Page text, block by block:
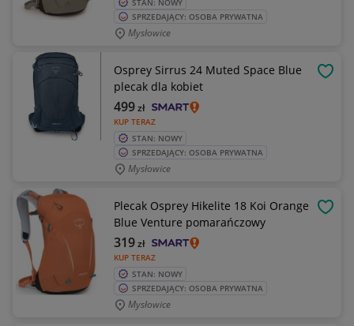
STAN: NOWY
SPRZEDAJĄCY: OSOBA PRYWATNA
Mysłowice
Osprey Sirrus 24 Muted Space Blue
plecak dla kobiet
KUP TERAZ
499zł
STAN: NOWY
SPRZEDAJĄCY: OSOBA PRYWATNA
Mysłowice
Plecak Osprey Hikelite 18 Koi Orange
Blue Venture pomarańczowy
KUP TERAZ
319zł
STAN: NOWY
SPRZEDAJĄCY: OSOBA PRYWATNA
Mysłowice